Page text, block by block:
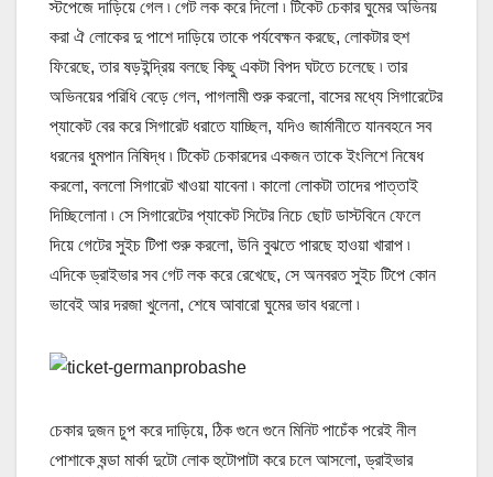
স্টপেজে দাড়িয়ে গেল ৷ গেট লক করে দিলো ৷ টিকেট চেকার ঘুমের অভিনয়
করা ঐ লোকের দু পাশে দাড়িয়ে তাকে পর্যবেক্ষন করছে, লোকটার হুশ
ফিরেছে, তার ষড়ইন্দ্রিয় বলছে কিছু একটা বিপদ ঘটতে চলেছে ৷ তার
অভিনয়ের পরিধি বেড়ে গেল, পাগলামী শুরু করলো, বাসের মধ্যে সিগারেটের
প্যাকেট বের করে সিগারেট ধরাতে যাচ্ছিল, যদিও জার্মানীতে যানবহনে সব
ধরনের ধুমপান নিষিদ্ধ ৷ টিকেট চেকারদের একজন তাকে ইংলিশে নিষেধ
করলো, বললো সিগারেট খাওয়া যাবেনা ৷ কালো লোকটা তাদের পাত্তাই
দিচ্ছিলোনা ৷ সে সিগারেটের প্যাকেট সিটের নিচে ছোট ডাস্টবিনে ফেলে
দিয়ে গেটের সুইচ টিপা শুরু করলো, উনি বুঝতে পারছে হাওয়া খারাপ ৷
এদিকে ড্রাইভার সব গেট লক করে রেখেছে, সে অনবরত সুইচ টিপে কোন
ভাবেই আর দরজা খুলেনা, শেষে আবারো ঘুমের ভাব ধরলো ৷
চেকার দুজন চুপ করে দাড়িয়ে, ঠিক গুনে গুনে মিনিট পাচেঁক পরেই নীল
পোশাকে ষন্ডা মার্কা দুটো লোক হুটোপাটা করে চলে আসলো, ড্রাইভার